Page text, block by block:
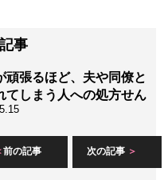
事
頑張るほど、夫や同僚と
てしまう人への処方せん
前の記事 次の記事